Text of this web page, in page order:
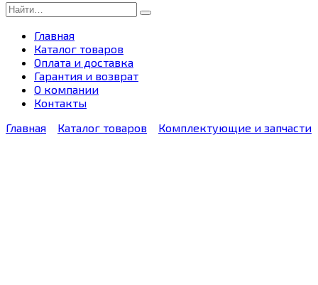
Search
for:
Главная
Каталог товаров
Оплата и доставка
Гарантия и возврат
О компании
Контакты
Главная
Каталог товаров Комплектующие и запчасти